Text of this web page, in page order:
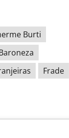
Burti
Frade